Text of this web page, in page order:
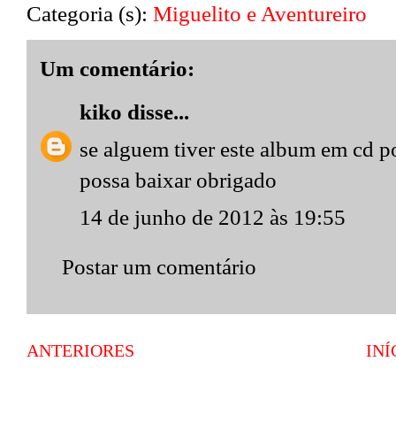
Categoria (s): Miguelito e Aventureiro
Um comentário:
kiko disse...
se alguem tiver este album em cd
possa baixar obrigado
14 de junho de 2012 às 19:55
Postar um comentário
ANTERIORES